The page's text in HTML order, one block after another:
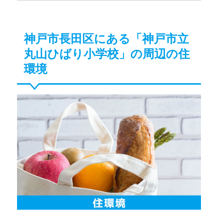
神戸市長田区にある「神戸市立
丸山ひばり小学校」の周辺の住
環境